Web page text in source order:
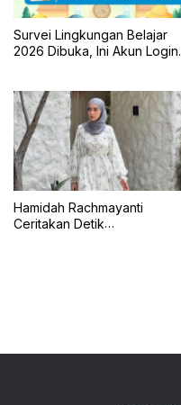
Survei Lingkungan Belajar
2026 Dibuka, Ini Akun Login,
Hamidah Rachmayanti
Ceritakan Detik